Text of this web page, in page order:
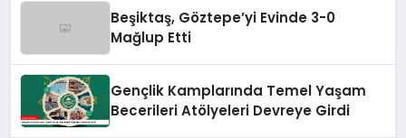
Beşiktaş, Göztepe’yi Evinde 3-0
Mağlup Etti
Gençlik Kamplarında Temel Yaşam
Becerileri Atölyeleri Devreye Girdi